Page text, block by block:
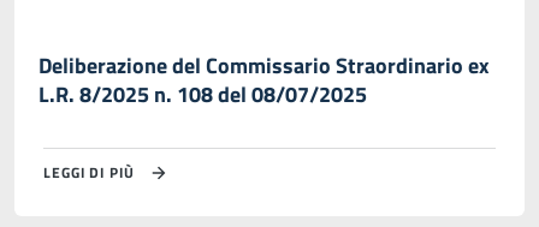
Deliberazione del Commissario Straordinario ex
L.R. 8/2025 n. 108 del 08/07/2025
LEGGI DI PIÙ